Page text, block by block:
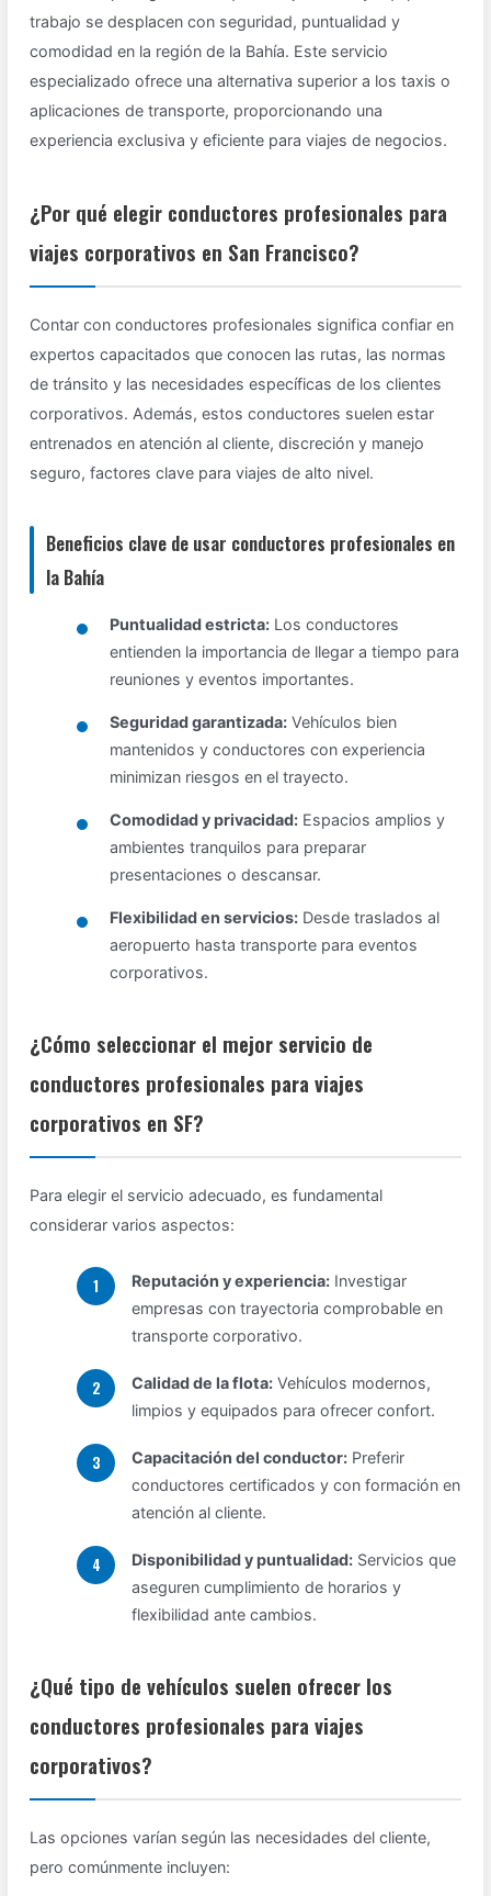
trabajo se desplacen con seguridad, puntualidad y
comodidad en la región de la Bahía. Este servicio
especializado ofrece una alternativa superior a los taxis o
aplicaciones de transporte, proporcionando una
experiencia exclusiva y eficiente para viajes de negocios.
¿Por qué elegir conductores profesionales para
viajes corporativos en San Francisco?
Contar con conductores profesionales significa confiar en
expertos capacitados que conocen las rutas, las normas
de tránsito y las necesidades específicas de los clientes
corporativos. Además, estos conductores suelen estar
entrenados en atención al cliente, discreción y manejo
seguro, factores clave para viajes de alto nivel.
Beneficios clave de usar conductores profesionales en
la Bahía
Puntualidad estricta: Los conductores
entienden la importancia de llegar a tiempo para
reuniones y eventos importantes.
Seguridad garantizada: Vehículos bien
mantenidos y conductores con experiencia
minimizan riesgos en el trayecto.
Comodidad y privacidad: Espacios amplios y
ambientes tranquilos para preparar
presentaciones o descansar.
Flexibilidad en servicios: Desde traslados al
aeropuerto hasta transporte para eventos
corporativos.
¿Cómo seleccionar el mejor servicio de
conductores profesionales para viajes
corporativos en SF?
Para elegir el servicio adecuado, es fundamental
considerar varios aspectos:
Reputación y experiencia: Investigar
empresas con trayectoria comprobable en
transporte corporativo.
Calidad de la flota: Vehículos modernos,
limpios y equipados para ofrecer confort.
Capacitación del conductor: Preferir
conductores certificados y con formación en
atención al cliente.
Disponibilidad y puntualidad: Servicios que
aseguren cumplimiento de horarios y
flexibilidad ante cambios.
¿Qué tipo de vehículos suelen ofrecer los
conductores profesionales para viajes
corporativos?
Las opciones varían según las necesidades del cliente,
pero comúnmente incluyen: